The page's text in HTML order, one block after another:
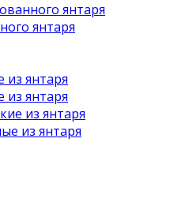
янтаря
янтаря
из янтаря
из янтаря
из янтаря
из янтаря